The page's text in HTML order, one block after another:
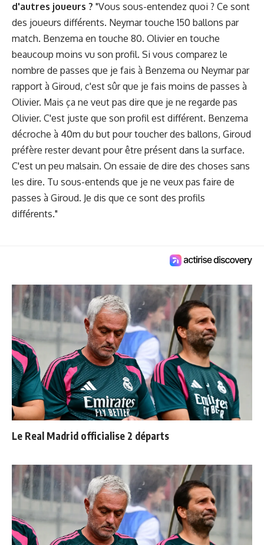
d'autres joueurs ? "Vous sous-entendez quoi ? Ce sont
des joueurs différents. Neymar touche 150 ballons par
match. Benzema en touche 80. Olivier en touche
beaucoup moins vu son profil. Si vous comparez le
nombre de passes que je fais à Benzema ou Neymar par
rapport à Giroud, c'est sûr que je fais moins de passes à
Olivier. Mais ça ne veut pas dire que je ne regarde pas
Olivier. C'est juste que son profil est différent. Benzema
décroche à 40m du but pour toucher des ballons, Giroud
préfère rester devant pour être présent dans la surface.
C'est un peu malsain. On essaie de dire des choses sans
les dire. Tu sous-entends que je ne veux pas faire de
passes à Giroud. Je dis que ce sont des profils
différents."
Le Real Madrid officialise 2 départs